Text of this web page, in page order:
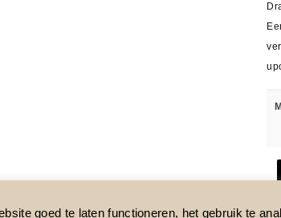
goed te laten functioneren, het gebruik te